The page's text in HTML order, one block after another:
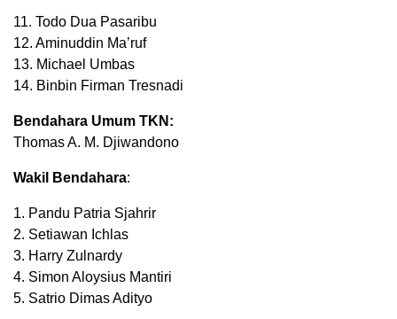
11. Todo Dua Pasaribu
12. Aminuddin Ma’ruf
13. Michael Umbas
14. Binbin Firman Tresnadi
Bendahara Umum TKN:
Thomas A. M. Djiwandono
Wakil Bendahara:
1. Pandu Patria Sjahrir
2. Setiawan Ichlas
3. Harry Zulnardy
4. Simon Aloysius Mantiri
5. Satrio Dimas Adityo